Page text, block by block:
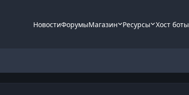
НовостиФорумыМагазин Ресурсы Хост боты